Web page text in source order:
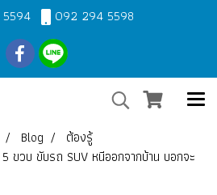
092 294 5598
Blog
ต้องรู้
ขวบ ขับรถ SUV หนีออกจากบ้าน บอกจะ